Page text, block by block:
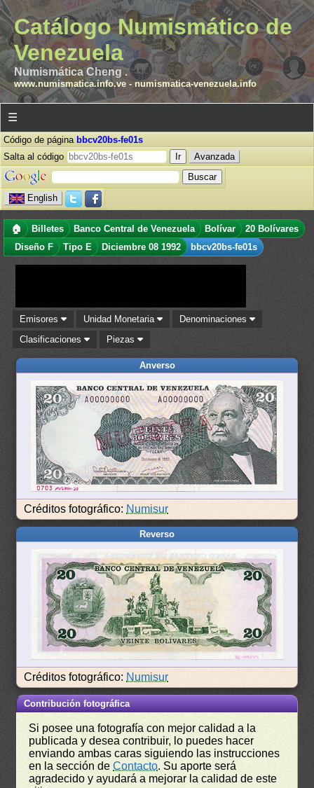
Catálogo Numismático de
Venezuela
Numismática Cheng .
www.numismatica.info.ve- numismatica-venezuela.info
☰
Código de página bbcv20bs-fe01s
Salta al código
Avanzada
English
🏠 Billetes Banco Central de Venezuela Bolívar
20 Bolívares
Diseño F
Tipo E Diciembre 08 1992 bbcv20bs-fe01s
Emisores Unidad Monetaria
Denominaciones
Clasificaciones
Piezas
Anverso
Créditos fotográfico: Numisur
Reverso
Créditos fotográfico: Numisur
Contribución fotográfica
Si posee una fotografía con mejor calidad a la
publicada y desea contribuir, lo puedes hacer
enviando ambas caras siguiendo las instrucciones
en la sección deContacto. Su aporte será
agradecido y ayudará a mejorar la calidad de este